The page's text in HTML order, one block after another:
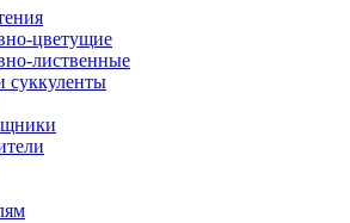
цветущие
лиственные
суккуленты